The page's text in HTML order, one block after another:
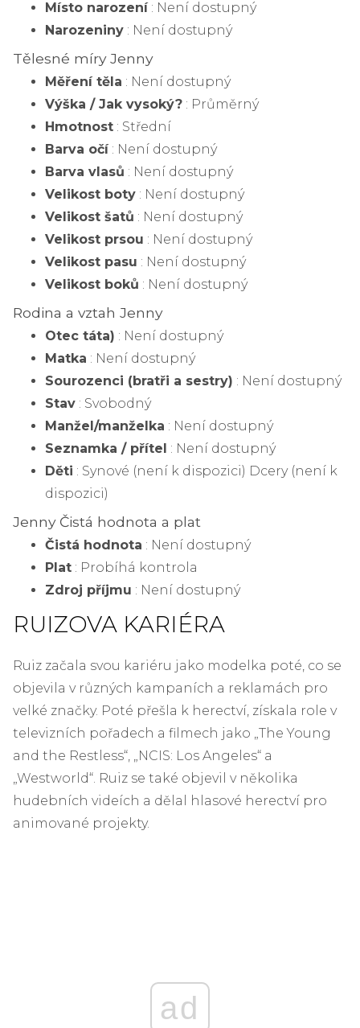
Místo narození: Není dostupný
Narozeniny : Není dostupný
Tělesné míry Jenny
Měření těla : Není dostupný
Výška / Jak vysoký? : Průměrný
Hmotnost : Střední
Barva očí: Není dostupný
Barva vlasů : Není dostupný
Velikost boty : Není dostupný
Velikost šatů : Není dostupný
Velikost prsou : Není dostupný
Velikost pasu : Není dostupný
Velikost boků : Není dostupný
Rodina a vztah Jenny
Otec táta) : Není dostupný
Matka : Není dostupný
Sourozenci (bratři a sestry) : Není dostupný
Stav : Svobodný
Manžel/manželka : Není dostupný
Seznamka / přítel : Není dostupný
Děti : Synové (není k dispozici) Dcery (není k
dispozici)
Jenny Čistá hodnota a plat
Čistá hodnota : Není dostupný
Plat : Probíhá kontrola
Zdroj příjmu : Není dostupný
RUIZOVA KARIÉRA
Ruiz začala svou kariéru jako modelka poté, co se
objevila v různých kampaních a reklamách pro
velké značky. Poté přešla k herectví, získala role v
televizních pořadech a filmech jako „The Young
and the Restless“, „NCIS: Los Angeles“ a
„Westworld“. Ruiz se také objevil v několika
hudebních videích a dělal hlasové herectví pro
animované projekty.
ad